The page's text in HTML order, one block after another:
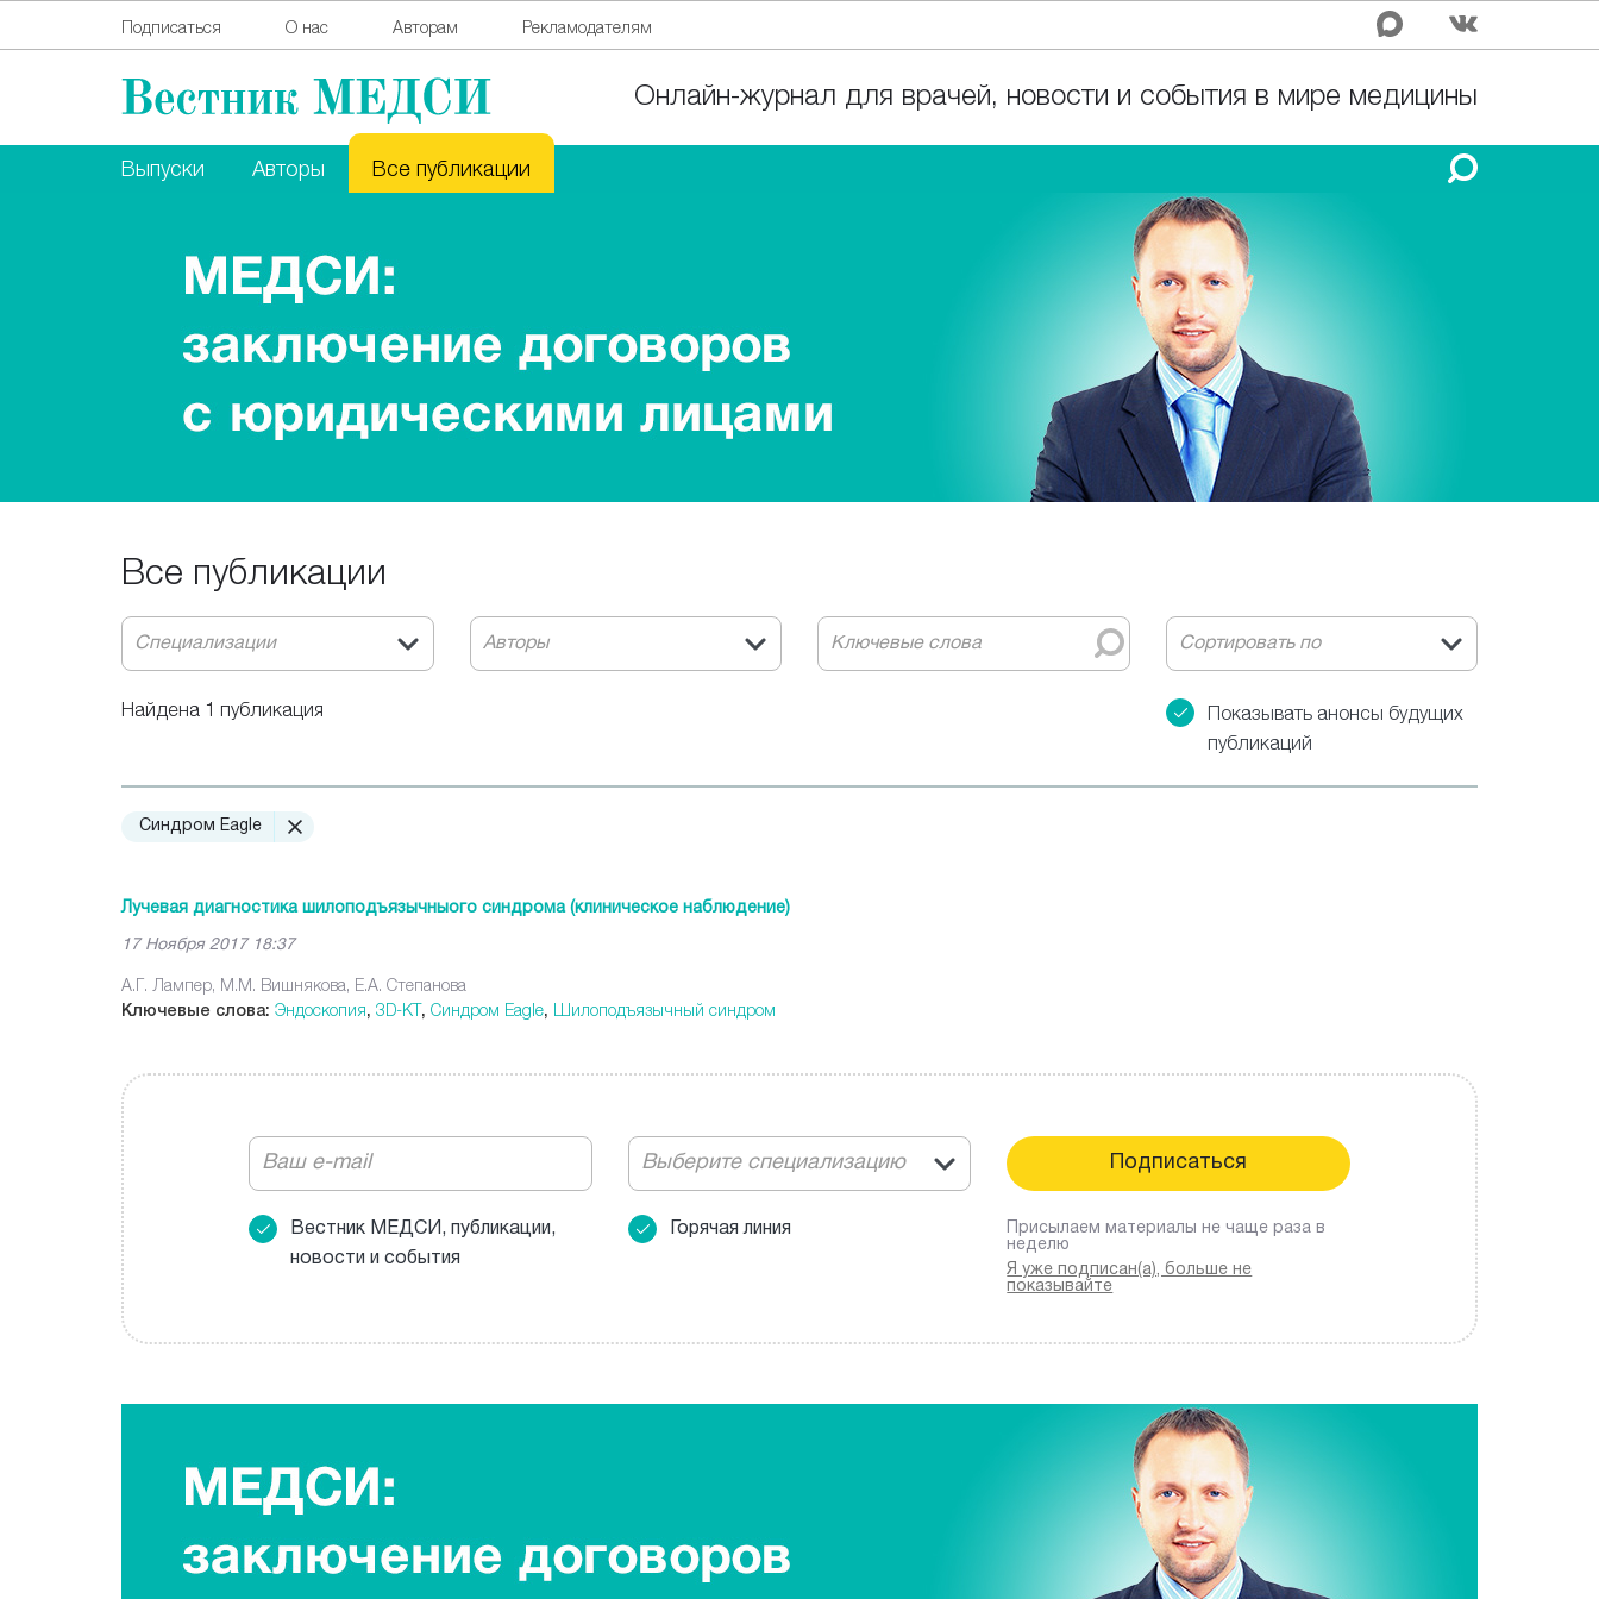
Подписаться О нас Авторам Рекламодателям
Онлайн-журнал для врачей, новости и события в мире медицины
Выпуски Авторы Все публикации
Все публикации
Специализации Авторы Сортировать по
Найдена 1 публикация
Показывать анонсы будущих
публикаций
Синдром Eagle
Лучевая диагностика шилоподъязычныого синдрома (клиническое наблюдение)
17 Ноября 2017 18:37
А.Г. Лампер, М.М. Вишнякова, Е.А. Степанова
Ключевые слова: Эндоскопия, 3D-КТ, Синдром Eagle, Шилоподъязычный синдром
Выберите специализацию
Вестник МЕДСИ, публикации,
новости и события
Горячая линия
Присылаем материалы не чаще раза в
неделю
Я уже подписан(а), больше не
показывайте